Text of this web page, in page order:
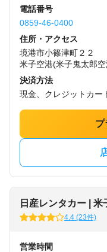
電話番号
0859-46-0400
住所・アクセス
境港市小篠津町２２
米子空港(米子鬼太郎
決済方法
現金、クレジットカー
プ
日産レンタカー | 米
4.4 (23件)
営業時間